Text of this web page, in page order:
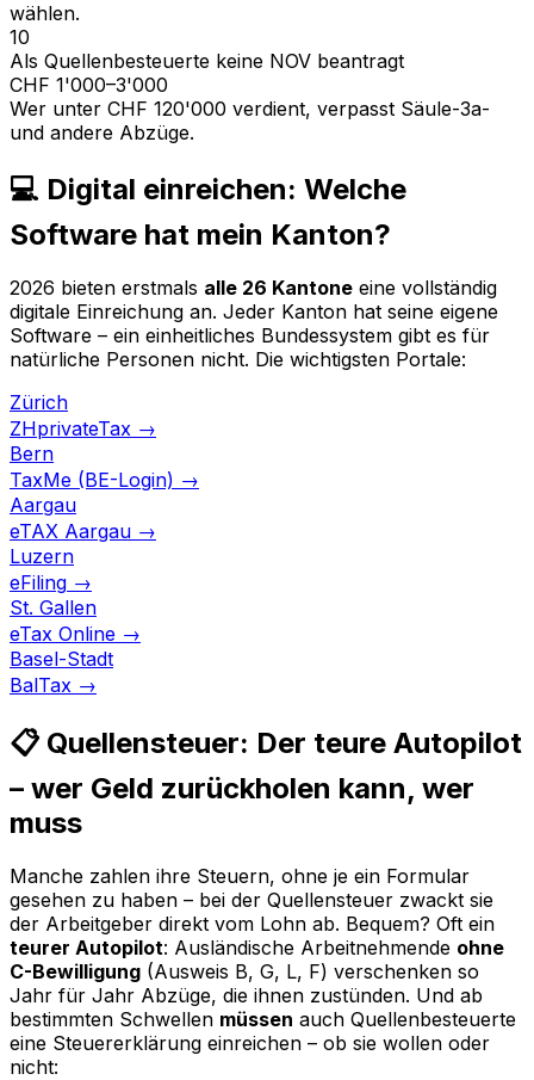
wählen.
10
Als Quellenbesteuerte keine NOV beantragt
CHF 1'000–3'000
Wer unter CHF 120'000 verdient, verpasst Säule-3a-
und andere Abzüge.
💻 Digital einreichen: Welche
Software hat mein Kanton?
2026 bieten erstmals alle 26 Kantone eine vollständig
digitale Einreichung an. Jeder Kanton hat seine eigene
Software – ein einheitliches Bundessystem gibt es für
natürliche Personen nicht. Die wichtigsten Portale:
Zürich
ZHprivateTax →
Bern
TaxMe (BE-Login) →
Aargau
eTAX Aargau →
Luzern
eFiling →
St. Gallen
eTax Online →
Basel-Stadt
BalTax →
📋 Quellensteuer: Der teure Autopilot
– wer Geld zurückholen kann, wer
muss
Manche zahlen ihre Steuern, ohne je ein Formular
gesehen zu haben – bei der Quellensteuer zwackt sie
der Arbeitgeber direkt vom Lohn ab. Bequem? Oft ein
teurer Autopilot: Ausländische Arbeitnehmende ohne
C-Bewilligung (Ausweis B, G, L, F) verschenken so
Jahr für Jahr Abzüge, die ihnen zustünden. Und ab
bestimmten Schwellen müssen auch Quellenbesteuerte
eine Steuererklärung einreichen – ob sie wollen oder
nicht: